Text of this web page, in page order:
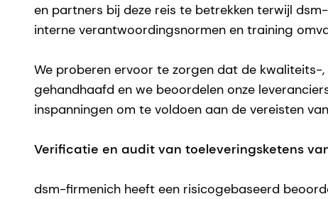
en partners bij deze reis te betrekken terwijl
interne verantwoordingsnormen en training
We proberen ervoor te zorgen dat de kwaliteits-
gehandhaafd en we beoordelen onze
inspanningen om te voldoen aan de vereisten
Verificatie en audit van toeleveringsketens
dsm-firmenich heeft een risicogebaseerd